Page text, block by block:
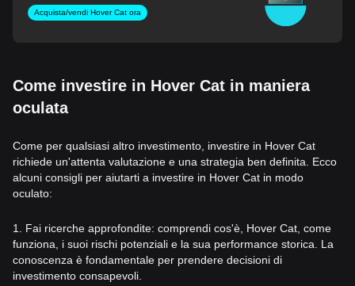
Acquista/vendi Hover Cat ora
Come investire in Hover Cat in maniera
oculata
Come per qualsiasi altro investimento, investire in Hover Cat
richiede un'attenta valutazione e una strategia ben definita. Ecco
alcuni consigli per aiutarti a investire in Hover Cat in modo
oculato:
1. Fai ricerche approfondite: comprendi cos'è, Hover Cat, come
funziona, i suoi rischi potenziali e la sua performance storica. La
conoscenza è fondamentale per prendere decisioni di
investimento consapevoli.